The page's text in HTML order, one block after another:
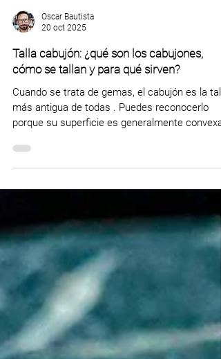
Oscar Bautista
20 oct 2025
Talla cabujón: ¿qué son los cabujones,
cómo se tallan y para qué sirven?
Cuando se trata de gemas, el cabujón es la
más antigua de todas . Puedes reconocerlo
adelante, también existen los cabujones
facetados. En mi opinión, este corte es
práctico y es atemporal ; por eso, quiero
compartir contigo parte de mi experiencia como
tallador de cabujones . Así, en esta guía vas a
encontrar: ¿Qué es un cabujón? Cabujón vs
facetado: ¿cuáles son las di